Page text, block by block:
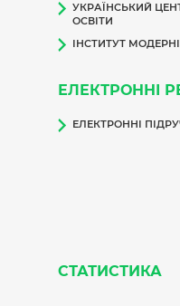
УКРАЇНСЬКИЙ
ОСВІТИ
ІНСТИТУТ
ЕЛЕКТРОННІ
ЕЛЕКТРОННІ
СТАТИСТИКА